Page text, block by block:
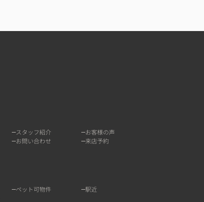
スタッフ紹介
お客様の声
お問い合わせ
来店予約
ペット可物件
駅近